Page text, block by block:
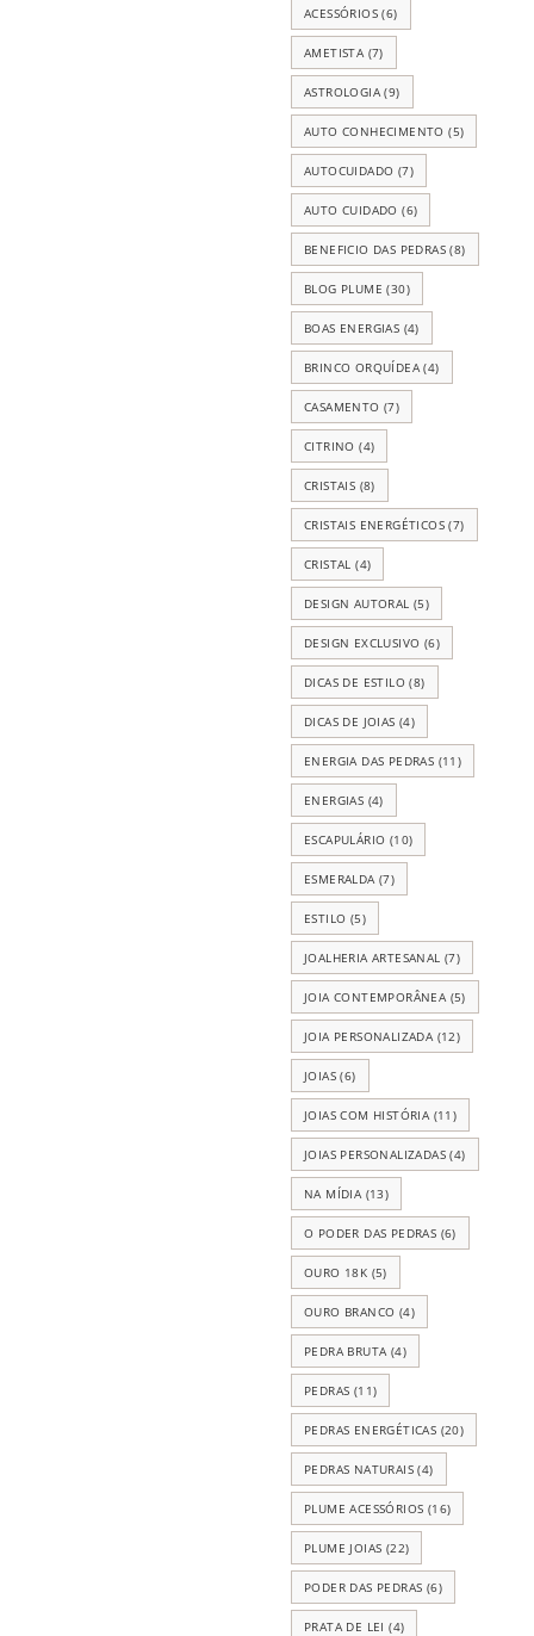
ACESSÓRIOS (6)
AMETISTA (7)
ASTROLOGIA (9)
AUTO CONHECIMENTO (5)
AUTOCUIDADO (7)
AUTO CUIDADO (6)
BENEFICIO DAS PEDRAS (8)
BLOG PLUME (30)
BOAS ENERGIAS (4)
BRINCO ORQUÍDEA (4)
CASAMENTO (7)
CITRINO (4)
CRISTAIS (8)
CRISTAIS ENERGÉTICOS (7)
CRISTAL (4)
DESIGN AUTORAL (5)
DESIGN EXCLUSIVO (6)
DICAS DE ESTILO (8)
DICAS DE JOIAS (4)
ENERGIA DAS PEDRAS (11)
ENERGIAS (4)
ESCAPULÁRIO (10)
ESMERALDA (7)
ESTILO (5)
JOALHERIA ARTESANAL (7)
JOIA CONTEMPORÂNEA (5)
JOIA PERSONALIZADA (12)
JOIAS (6)
JOIAS COM HISTÓRIA (11)
JOIAS PERSONALIZADAS (4)
NA MÍDIA (13)
O PODER DAS PEDRAS (6)
OURO 18K (5)
OURO BRANCO (4)
PEDRA BRUTA (4)
PEDRAS (11)
PEDRAS ENERGÉTICAS (20)
PEDRAS NATURAIS (4)
PLUME ACESSÓRIOS (16)
PLUME JOIAS (22)
PODER DAS PEDRAS (6)
PRATA DE LEI (4)